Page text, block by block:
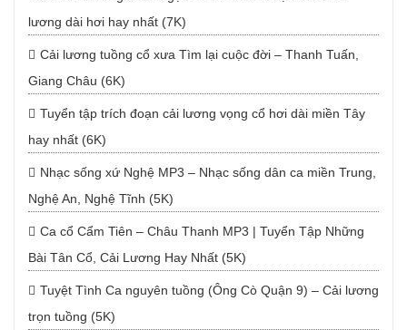
lương dài hơi hay nhất (7K)
Cải lương tuồng cổ xưa Tìm lại cuộc đời – Thanh Tuấn,
Giang Châu (6K)
Tuyển tập trích đoạn cải lương vọng cổ hơi dài miền Tây
hay nhất (6K)
Nhạc sống xứ Nghệ MP3 – Nhạc sống dân ca miền Trung,
Nghệ An, Nghệ Tĩnh (5K)
Ca cổ Cẩm Tiên – Châu Thanh MP3 | Tuyển Tập Những
Bài Tân Cổ, Cải Lương Hay Nhất (5K)
Tuyệt Tình Ca nguyên tuồng (Ông Cò Quận 9) – Cải lương
trọn tuồng (5K)